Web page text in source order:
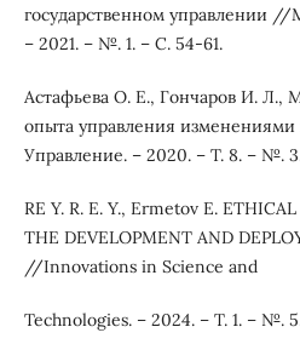
государственном управлении
– 2021. – №. 1. – С. 54-61.
Астафьева О. Е., Гончаров И. Л.,
опыта управления
Управление. – 2020. – Т. 8. – №.
RE Y. R. E. Y., Ermetov E.
THE DEVELOPMENT AND
//Innovations in Science and
Technologies. – 2024. – Т. 1. – №.